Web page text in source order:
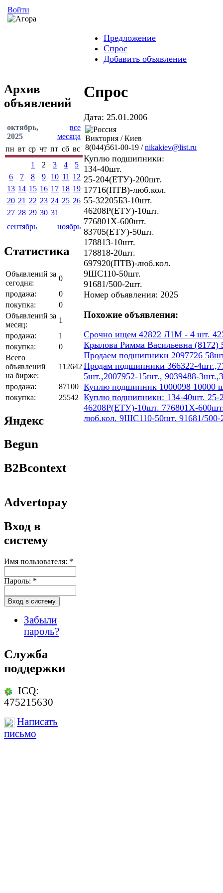
Войти
Предложение
Спрос
Добавить объявление
Архив
объявлений
октябрь,
2025
все
месяца
пн вт ср чт пт сб вс
1
2 3 4
5
6
7 8 9 10 11 12
13 14 15 16 17 18 19
20 21 22 23 24 25 26
27 28 29 30 31
сентябрь
ноябрь
Статистика
Объявлений за
сегодня:
0
продажа:
0
покупка:
0
Объявлений за
месяц:
1
продажа:
1
покупка:
0
Всего
объявлений
на бирже:
112642
продажа:
87100
покупка:
25542
Яндекс
Begun
B2Bcontext
Advertopay
Вход в
систему
Имя пользователя: *
Пароль: *
Забыли
пароль?
Служба
поддержки
ICQ:
475215630
Написать
письмо
Спрос
Дата: 25.01.2006
Виктория / Киев
8(044)561-00-19 /nikakiev@list.ru
Куплю подшипники:
134-40шт.
25-204(ЕТУ)-200шт.
17716(ПТВ)-люб.кол.
55-32205Б3-10шт.
46208Р(ЕТУ)-10шт.
776801Х-600шт.
83705(ЕТУ)-50шт.
178813-10шт.
178818-20шт.
697920(ПТВ)-люб.кол.
9ШС110-50шт.
91681/500-2шт.
Номер объявления: 2025
Похожие объявления:
Срочно ищем 42822 Л1М - 4 шт.
Крылова Римма Васильевна (8172)
Продаем подшипники 2097726
Продам подшипники 366322-
5шт.,2007952-15шт., 9039488-
Куплю подшипник 1000098 10000
Куплю подшипники: 134-40шт.
46208Р(ЕТУ)-10шт. 776801Х-
люб.кол. 9ШС110-50шт. 91681/500-